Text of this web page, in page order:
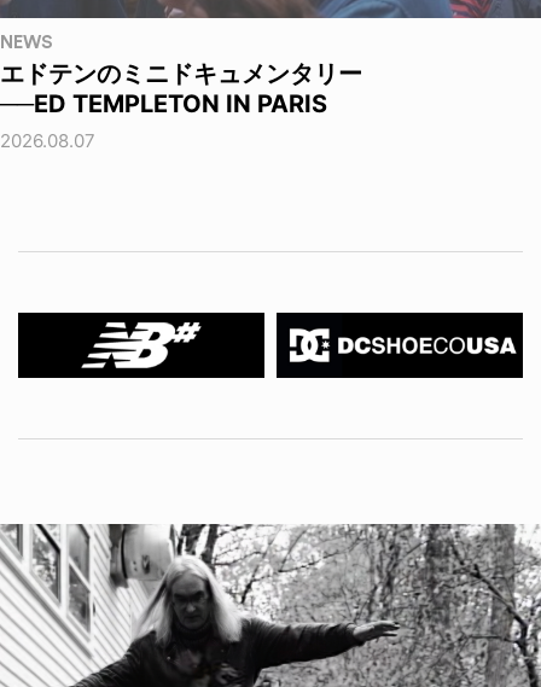
NEWS
エドテンのミニドキュメンタリー
──ED TEMPLETON IN PARIS
2026.08.07